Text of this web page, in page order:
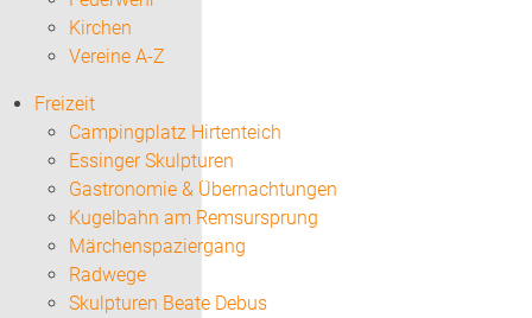
Kirchen
Vereine A-Z
Freizeit
Campingplatz Hirtenteich
Essinger Skulpturen
Gastronomie & Übernachtungen
Kugelbahn am Remsursprung
Märchenspaziergang
Radwege
Skulpturen Beate Debus